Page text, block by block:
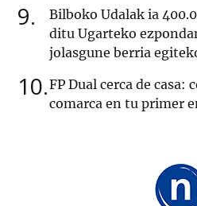
9
Bilboko Udalak ia
ditu Ugarteko
jolasgune berria
10 FP Dual cerca de casa:
comarca en tu primer